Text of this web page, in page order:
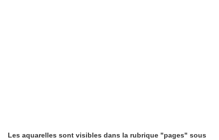
Les aquarelles sont visibles dans la rubrique "pages" sous